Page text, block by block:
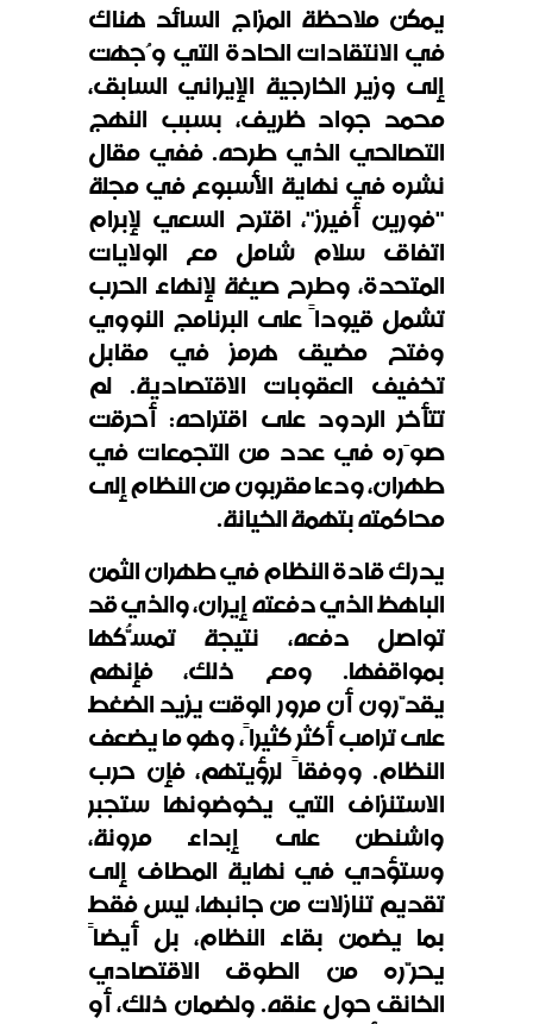
يمكن ملاحظة المزاج السائد هناك
في الانتقادات الحادة التي وُجهت
إلى وزير الخارجية الإيراني السابق،
محمد جواد ظريف، بسبب النهج
التصالحي الذي طرحه. ففي مقال
نشره في نهاية الأسبوع في مجلة
"فورين أفيرز"، اقترح السعي لإبرام
اتفاق سلام شامل مع الولايات
المتحدة، وطرح صيغة لإنهاء الحرب
تشمل قيوداً على البرنامج النووي
وفتح مضيق هرمز في مقابل
تخفيف العقوبات الاقتصادية. لم
تتأخر الردود على اقتراحه: أحرقت
صوَره في عدد من التجمعات في
طهران، ودعا مقربون من النظام إلى
محاكمته بتهمة الخيانة.
يدرك قادة النظام في طهران الثمن
الباهظ الذي دفعته إيران، والذي قد
تواصل دفعه، نتيجة تمسُّكها
بمواقفها. ومع ذلك، فإنهم
يقدّرون أن مرور الوقت يزيد الضغط
على ترامب أكثر كثيراً، وهو ما يضعف
النظام. ووفقاً لرؤيتهم، فإن حرب
الاستنزاف التي يخوضونها ستجبر
واشنطن على إبداء مرونة،
وستؤدي في نهاية المطاف إلى
تقديم تنازلات من جانبها، ليس فقط
بما يضمن بقاء النظام، بل أيضاً
يحرّره من الطوق الاقتصادي
الخانق حول عنقه. ولضمان ذلك، أو